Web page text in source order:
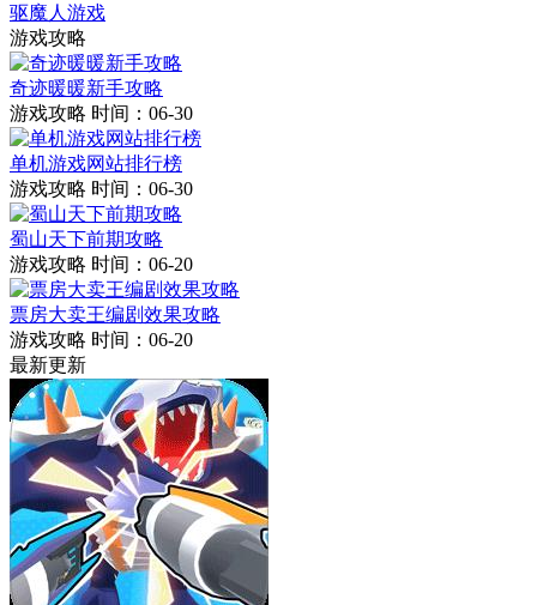
驱魔人游戏
游戏攻略
奇迹暖暖新手攻略
游戏攻略 时间：06-30
单机游戏网站排行榜
游戏攻略 时间：06-30
蜀山天下前期攻略
游戏攻略 时间：06-20
票房大卖王编剧效果攻略
游戏攻略 时间：06-20
最新更新